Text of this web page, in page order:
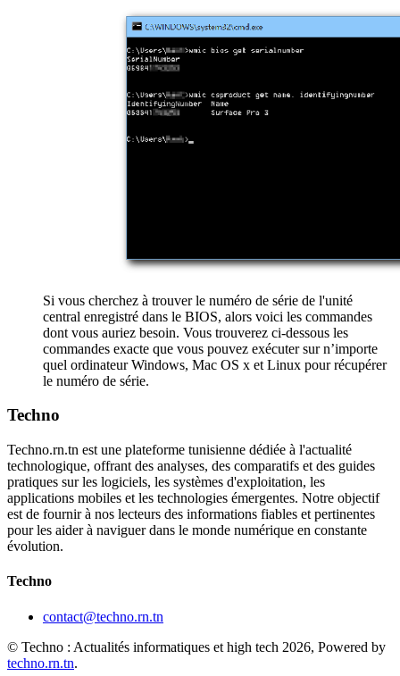
Si vous cherchez à trouver le numéro de série de l'unité
central enregistré dans le BIOS, alors voici les commandes
dont vous auriez besoin. Vous trouverez ci-dessous les
commandes exacte que vous pouvez exécuter sur n’importe
quel ordinateur Windows, Mac OS x et Linux pour récupérer
le numéro de série.
Techno
Techno.rn.tn est une plateforme tunisienne dédiée à l'actualité
technologique, offrant des analyses, des comparatifs et des guides
pratiques sur les logiciels, les systèmes d'exploitation, les
applications mobiles et les technologies émergentes. Notre objectif
est de fournir à nos lecteurs des informations fiables et pertinentes
pour les aider à naviguer dans le monde numérique en constante
évolution.
Techno
contact@techno.rn.tn
© Techno : Actualités informatiques et high tech 2026, Powered by
techno.rn.tn.